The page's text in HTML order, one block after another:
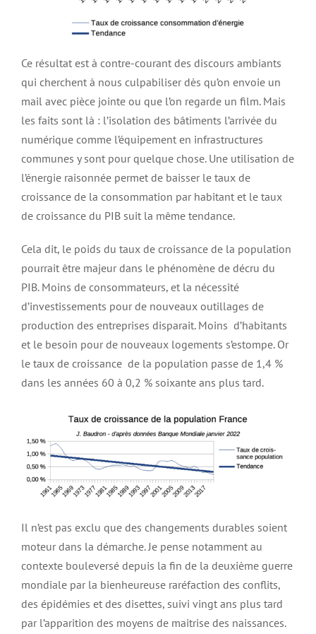
Ce résultat est à contre-courant des discours ambiants
qui cherchent à nous culpabiliser dès qu’on envoie un
mail avec pièce jointe ou que l’on regarde un film. Mais
les faits sont là : l’isolation des bâtiments l’arrivée du
numérique comme l’équipement en infrastructures
communes y sont pour quelque chose. Une utilisation de
l’énergie raisonnée permet de baisser le taux de
croissance de la consommation par habitant et le taux
de croissance du PIB suit la même tendance.
Cela dit, le poids du taux de croissance de la population
pourrait être majeur dans le phénomène de décru du
PIB. Moins de consommateurs, et la nécessité
d’investissements pour de nouveaux outillages de
production des entreprises disparait. Moins d’habitants
et le besoin pour de nouveaux logements s’estompe. Or
le taux de croissance de la population passe de 1,4 %
dans les années 60 à 0,2 % soixante ans plus tard.
Il n’est pas exclu que des changements durables soient
moteur dans la démarche. Je pense notamment au
contexte bouleversé depuis la fin de la deuxième guerre
mondiale par la bienheureuse raréfaction des conflits,
des épidémies et des disettes, suivi vingt ans plus tard
par l’apparition des moyens de maitrise des naissances.